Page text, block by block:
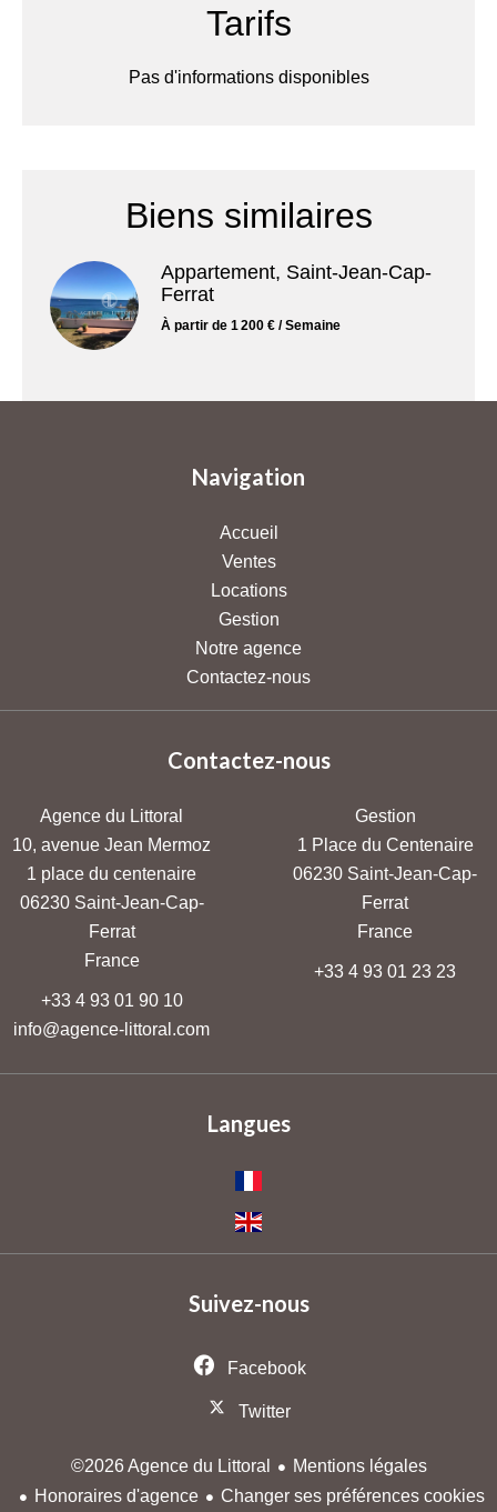
Tarifs
Pas d'informations disponibles
Biens similaires
Appartement, Saint-Jean-Cap-
Ferrat
À partir de 1 200 € / Semaine
Navigation
Accueil
Ventes
Locations
Gestion
Notre agence
Contactez-nous
Contactez-nous
Agence du Littoral
10, avenue Jean Mermoz
1 place du centenaire
06230Saint-Jean-Cap-
Ferrat
France
+33 4 93 01 90 10
info@agence-littoral.com
Gestion
1 Place du Centenaire
06230 Saint-Jean-Cap-
Ferrat
France
+33 4 93 01 23 23
Langues
Suivez-nous
Facebook
Twitter
©2026 Agence du Littoral
Mentions légales
Honoraires d'agence
Changer ses préférences cookies